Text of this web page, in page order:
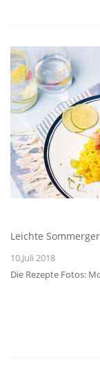
Leichte
10.Juli 2018
Die Rezepte Fotos: